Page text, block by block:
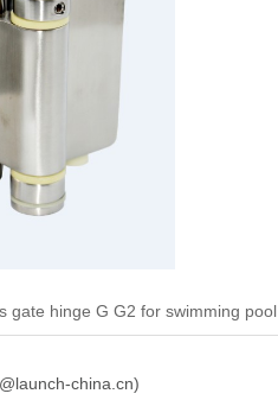
gate hinge G G2 for swimming pool
china.cn)